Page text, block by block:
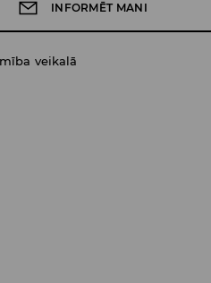
INFORMĒT MANI
veikalā